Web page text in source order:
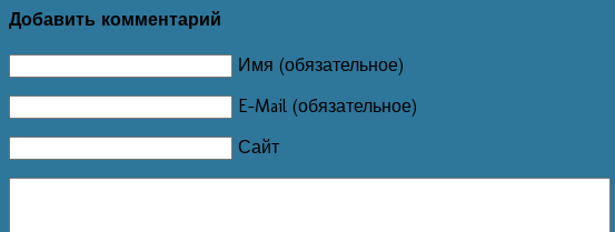
Добавить комментарий
Имя (обязательное)
E-Mail (обязательное)
Сайт